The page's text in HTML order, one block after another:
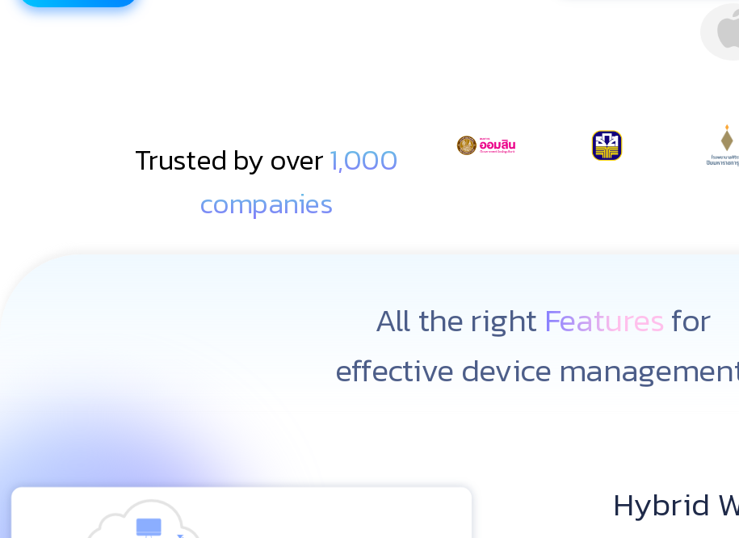
Trusted by over1,000
companies
All the right Featuresfor
effective device
Hybrid